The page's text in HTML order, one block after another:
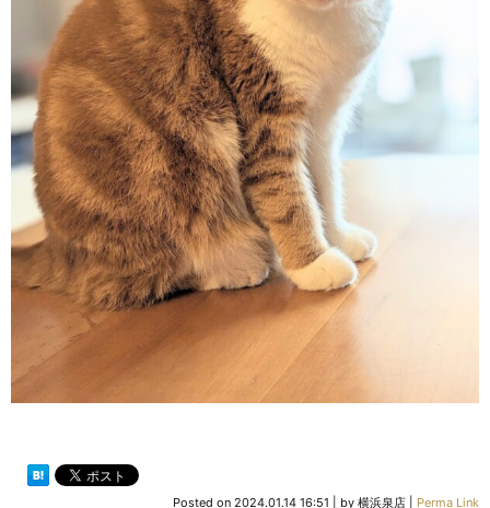
Posted on 2024.01.14 16:51 by 横浜泉店 Perma Link